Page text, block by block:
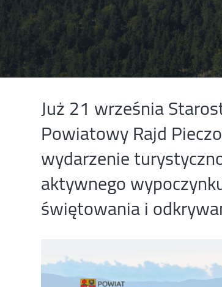
Już 21 września
Powiatowy Rajd
wydarzenie
aktywnego
świętowania i